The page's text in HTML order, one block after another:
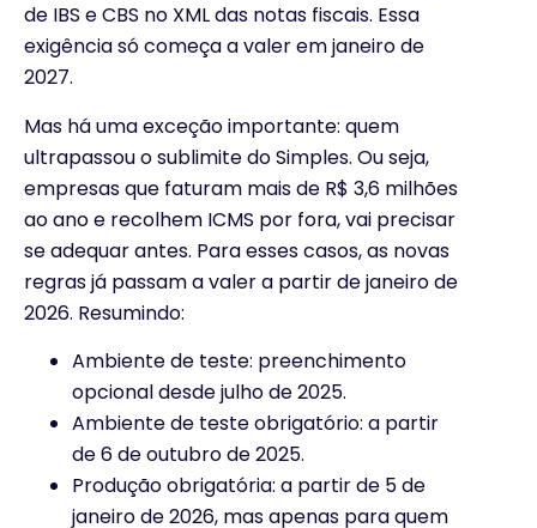
de IBS e CBS no XML das notas fiscais. Essa
exigência só começa a valer em janeiro de
2027.
Mas há uma exceção importante: quem
ultrapassou o sublimite do Simples. Ou seja,
empresas que faturam mais de R$ 3,6 milhões
ao ano e recolhem ICMS por fora, vai precisar
se adequar antes. Para esses casos, as novas
regras já passam a valer a partir de janeiro de
2026. Resumindo:
Ambiente de teste: preenchimento
opcional desde julho de 2025.
Ambiente de teste obrigatório: a partir
de 6 de outubro de 2025.
Produção obrigatória: a partir de 5 de
janeiro de 2026, mas apenas para quem